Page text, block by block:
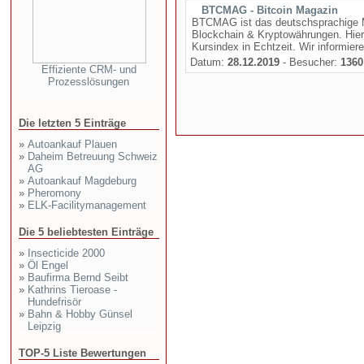
Effiziente CRM- und
Prozesslösungen
Die letzten 5 Einträge
» Autoankauf Plauen
» Daheim Betreuung Schweiz
AG
» Autoankauf Magdeburg
» Pheromony
» ELK-Facilitymanagement
Die 5 beliebtesten Einträge
» Insecticide 2000
» Öl Engel
» Baufirma Bernd Seibt
» Kathrins Tieroase -
Hundefrisör
» Bahn & Hobby Günsel
Leipzig
TOP-5 Liste Bewertungen
BTCMAG - Bitcoin Magazin
BTCMAG ist das
Blockchain & Kryptowährungen.
Kursindex in Echtzeit. Wir
Datum: 28.12.2019 - Besucher: 1360